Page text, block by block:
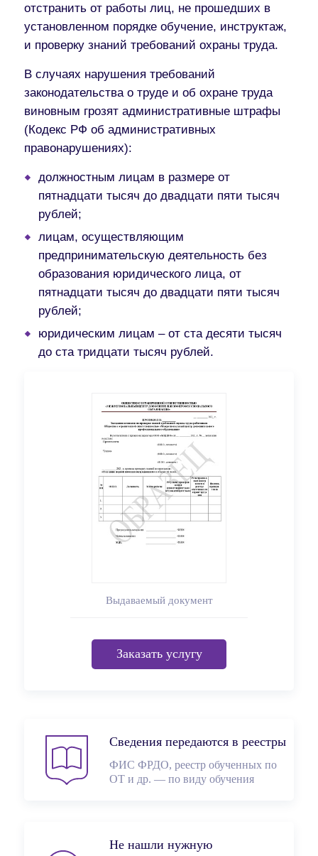
отстранить от работы лиц, не прошедших в
установленном порядке обучение, инструктаж,
и проверку знаний требований охраны труда.
В случаях нарушения требований
законодательства о труде и об охране труда
виновным грозят административные штрафы
(Кодекс РФ об административных
правонарушениях):
должностным лицам в размере от
пятнадцати тысяч до двадцати пяти тысяч
рублей;
лицам, осуществляющим
предпринимательскую деятельность без
образования юридического лица, от
пятнадцати тысяч до двадцати пяти тысяч
рублей;
юридическим лицам – от ста десяти тысяч
до ста тридцати тысяч рублей.
Выдаваемый документ
Заказать услугу
Сведения передаются в реестры
ФИС ФРДО, реестр обученных по
ОТ и др. — по виду обучения
Не нашли нужную